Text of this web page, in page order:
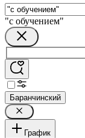
"с обучением"
Баранчинский
График